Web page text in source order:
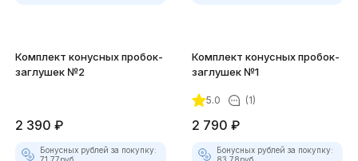
Комплект конусных пробок-
заглушек №2
2 390 ₽
Бонусных рублей за покупку:
Комплект конусных пробок-
заглушек №1
5.0 (1)
2 790 ₽
Бонусных рублей за покупку: